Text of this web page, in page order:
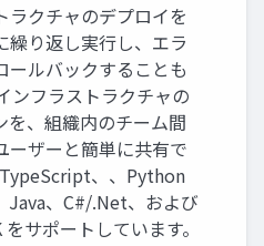
ラクチャのデプロイを
繰り返し実行し、エラ
ールバックすることも
ンフラストラクチャの
を、組織内のチーム間
ーザーと簡単に共有で
、、Python
Java、C#/.Net、および
をサポートしています。